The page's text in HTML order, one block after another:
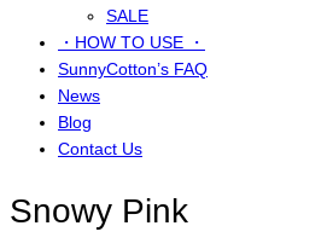
SALE
・HOW TO USE ・
SunnyCotton’s FAQ
News
Blog
Contact Us
Snowy Pink